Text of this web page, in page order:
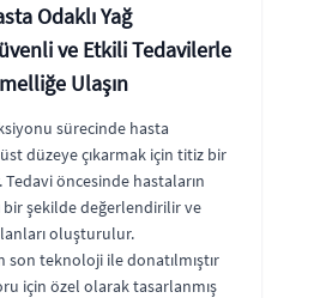
Odaklı Yağ
ve Etkili Tedavilerle
Ulaşın
sürecinde hasta
düzeye çıkarmak için titiz bir
Tedavi öncesinde hastaların
şekilde değerlendirilir ve
oluşturulur.
teknoloji ile donatılmıştır
için özel olarak tasarlanmış